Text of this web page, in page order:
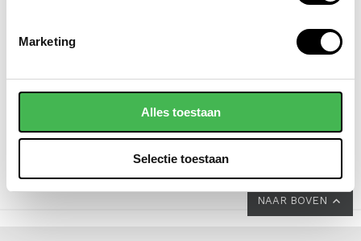
Marketing
Alles toestaan
Selectie toestaan
koffer / trolley /
(medium) s'cure
VOOR 149,00
grote schoudertas /
saffiano nora
NAAR BOVEN